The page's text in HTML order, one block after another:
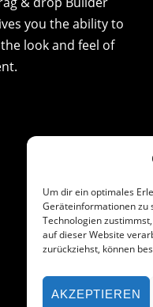
Um dir ein optimales
Geräteinformationen zu
Technologien
auf dieser Website
zurückziehst, können
AKZEPTIEREN
you the ability to
look and feel of